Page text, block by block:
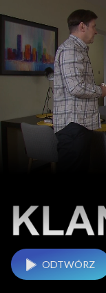
Klan
ODTWÓRZ